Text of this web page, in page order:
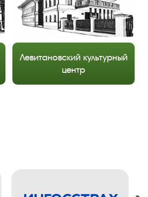
Левитановский культурный
центр